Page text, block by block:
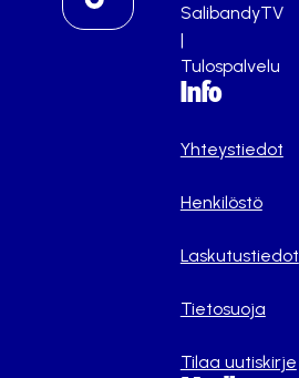
SalibandyTV
|
Tulospalvelu
Info
Yhteystiedot
Henkilöstö
Laskutustiedot
Tietosuoja
Tilaa uutiskirje